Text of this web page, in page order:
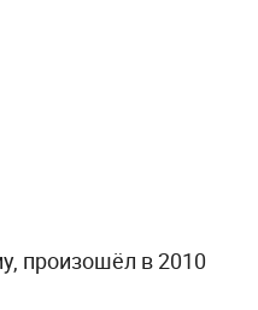
произошёл в 2010